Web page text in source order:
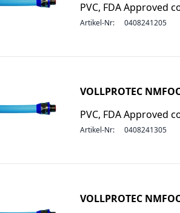
PVC, FDA Approved
Artikel-Nr: 0408241205
VOLLPROTEC
PVC, FDA Approved
Artikel-Nr: 0408241305
VOLLPROTEC